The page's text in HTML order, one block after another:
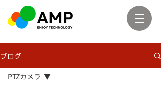
ブログ
PTZカメラ